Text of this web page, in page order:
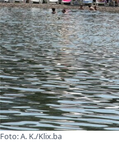
Foto: A. K./Klix.ba